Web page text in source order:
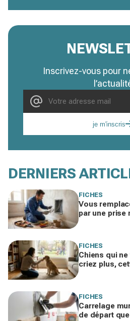
Inscrivez-vous pour
je m'inscris
DERNIERS
FICHES
Vous
par une prise
FICHES
Chiens qui
criez plus,
FICHES
Carrelage
de départ